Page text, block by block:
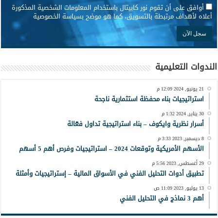
* أوافق على أن تقوم نور كابيتال باستخدام المعلومات الشخصية المذكورة
أعلاه لأهداف مرتبطة بالتسويق، كما هو موضح بسياسة الخصوصية
الندوات التعليمية
21 يونيو, 2024 12:09 م
استراتيجيات بناء محفظة استثمارية ناجحة
30 يناير, 2024 1:32 م
أسرار نظرية وايكوف – بناء استراتيجية تداول فعّالة
8 ديسمبر, 2023 3:33 م
الأسهم الأمريكية وتوقعات 2024 – استراتيجيات وفرص أهم 5 أسهم
29 أغسطس, 2023 5:56 م
تطبيق أدوات التحليل الفني في الأسواق المالية – إستراتيجيات وأمثلة
13 يوليو, 2023 11:09 ص
أهم 3 نماذج في التحليل الفني